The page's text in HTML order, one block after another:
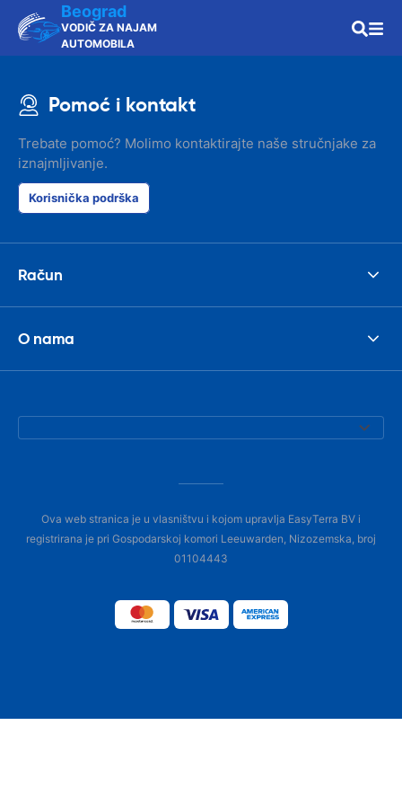
Beograd
VODIČ ZA NAJAM
AUTOMOBILA
Pomoć i kontakt
Trebate pomoć? Molimo kontaktirajte naše stručnjake za
iznajmljivanje.
Korisnička podrška
Račun
O nama
Ova web stranica je u vlasništvu i kojom upravlja EasyTerra BV i
registrirana je pri Gospodarskoj komori Leeuwarden, Nizozemska, broj
01104443